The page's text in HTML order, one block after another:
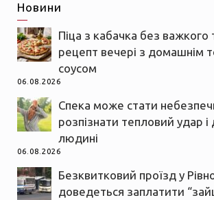
Новини
Піца з кабачка без важкого
рецепт вечері з домашнім
соусом
06.08.2026
Спека може стати
розпізнати тепловий удар
людині
06.08.2026
Безквитковий проїзд у
доведеться заплатити